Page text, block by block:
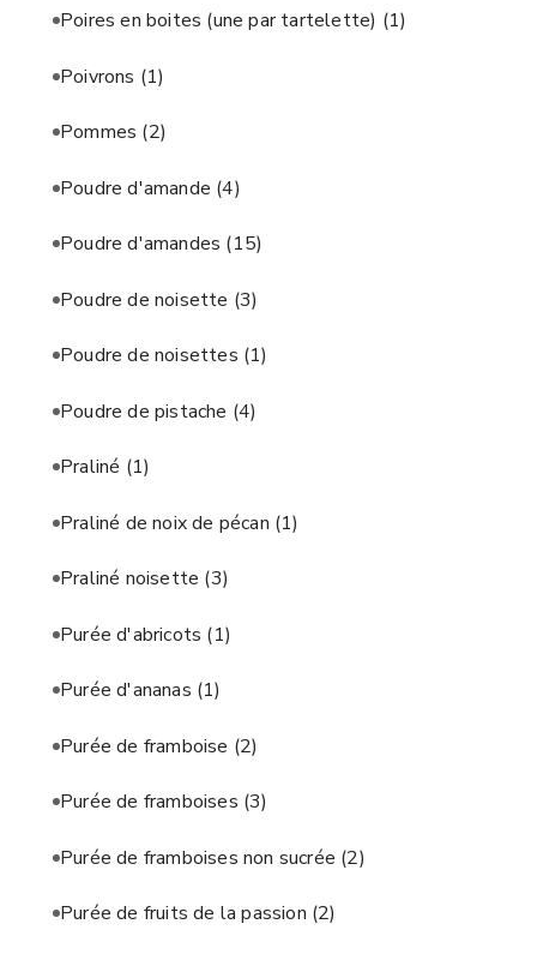
Poires en boites (une par tartelette) (1)
Poivrons (1)
Pommes (2)
Poudre d'amande (4)
Poudre d'amandes (15)
Poudre de noisette (3)
Poudre de noisettes (1)
Poudre de pistache (4)
Praliné (1)
Praliné de noix de pécan (1)
Praliné noisette (3)
Purée d'abricots (1)
Purée d'ananas (1)
Purée de framboise (2)
Purée de framboises (3)
Purée de framboises non sucrée (2)
Purée de fruits de la passion (2)